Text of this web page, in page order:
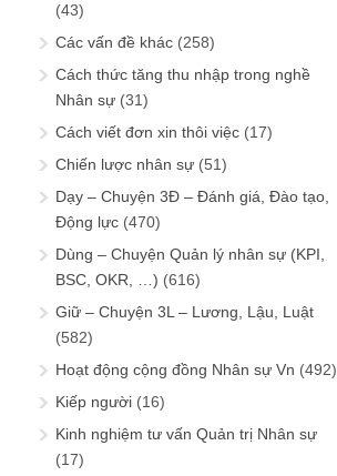
(43)
Các vấn đề khác (258)
Cách thức tăng thu nhập trong nghề
Nhân sự (31)
Cách viết đơn xin thôi việc (17)
Chiến lược nhân sự (51)
Dạy – Chuyện 3Đ – Đánh giá, Đào tạo,
Động lực (470)
Dùng – Chuyện Quản lý nhân sự (KPI,
BSC, OKR, …) (616)
Giữ – Chuyện 3L – Lương, Lậu, Luật
(582)
Hoạt động cộng đồng Nhân sự Vn (492)
Kiếp người (16)
Kinh nghiệm tư vấn Quản trị Nhân sự
(17)